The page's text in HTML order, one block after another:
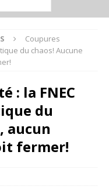
Coupures
du chaos! Aucune
: la FNEC
du
aucun
fermer!